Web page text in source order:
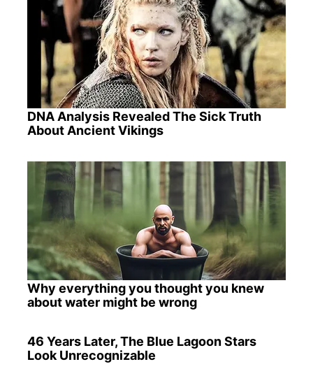
DNA Analysis Revealed The Sick Truth
About Ancient Vikings
Why everything you thought you knew
about water might be wrong
46 Years Later, The Blue Lagoon Stars
Look Unrecognizable